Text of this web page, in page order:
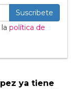
Suscribete
política de
ya tiene